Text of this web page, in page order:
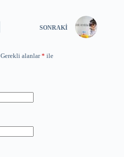
SONRAKI
Gerekli alanlar* ile